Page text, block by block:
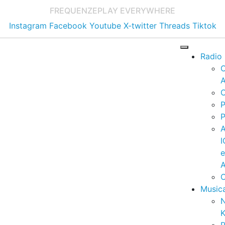
FREQUENZEPLAY EVERYWHERE
Instagram Facebook Youtube X-twitter Threads Tiktok
Radio
e